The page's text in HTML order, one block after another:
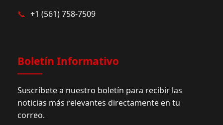
📞 +1 (561) 758-7509
Boletín Informativo
Suscríbete a nuestro boletín para recibir las
noticias más relevantes directamente en tu
correo.